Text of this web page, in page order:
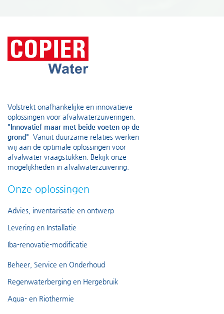
Volstrekt onafhankelijke en innovatieve
oplossingen voor afvalwaterzuiveringen.
"Innovatief maar met beide voeten op de
grond" Vanuit duurzame relaties werken
wij aan de optimale oplossingen voor
afvalwater vraagstukken. Bekijk onze
mogelijkheden in afvalwaterzuivering
Onze oplossingen
Advies, inventarisatie en ontwerp
Levering en Installatie
Iba-renovatie-modificatie
Beheer, Service en Onderhoud
Regenwaterberging en Hergebruik
Aqua- en Riothermie